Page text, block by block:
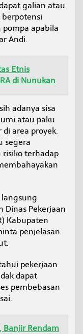
galian atau
apabila
Andi.
Etnis
di Nunukan
adanya sisa
atau paku
area proyek.
segera
terhadap
langsung
Dinas Pekerjaan
Kabupaten
penjelasan
pekerjaan
dapat
pembebasan
Banjir Rendam